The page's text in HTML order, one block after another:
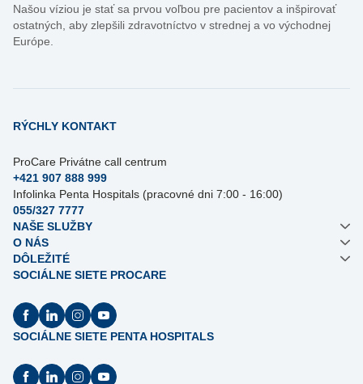
Našou víziou je stať sa prvou voľbou pre pacientov a inšpirovať
ostatných, aby zlepšili zdravotníctvo v strednej a vo východnej
Európe.
RÝCHLY KONTAKT
ProCare Privátne call centrum
+421 907 888 999
Infolinka Penta Hospitals (pracovné dni 7:00 - 16:00)
055/327 7777
NAŠE SLUŽBY
O NÁS
DÔLEŽITÉ
SOCIÁLNE SIETE PROCARE
SOCIÁLNE SIETE PENTA HOSPITALS